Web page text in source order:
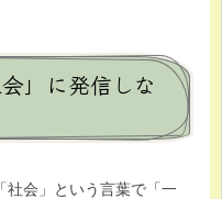
」に発信しな
社会」という言葉で「一